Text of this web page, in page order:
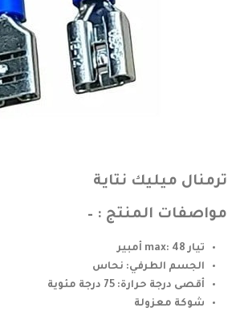
ترمنال ميليك نتاية
مواصفات المنتج : –
تيار max: 48 أمبير
الجسم الطرفي: نحاس
أقصى درجة حرارة: 75 درجة مئوية
شوكة معزولة